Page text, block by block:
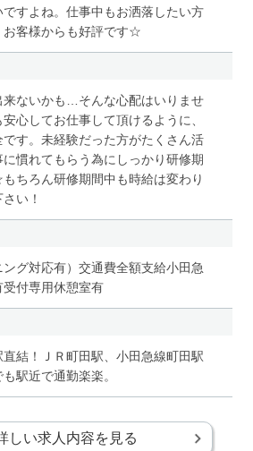
すよね。仕事中もお洒落したい方
お客様からも好評です☆
来ないかも…そんな心配はいりませ
心してお仕事して頂けるように、
す。未経験だった方がたくさん活
慣れてもらう為にしっかり研修期
ちろん研修期間中も時給は変わり
い！
グ対応有）交通費全額支給小田急
付専用休憩室有
結！ＪＲ町田駅、小田急線町田駅
駅近で通勤楽楽。
しい求人内容を見る